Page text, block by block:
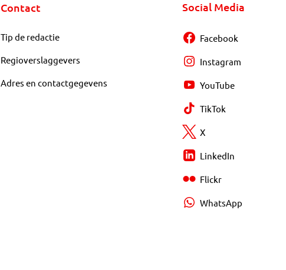
Contact
Tip de redactie
Regioverslaggevers
Adres en contactgegevens
Social Media
Facebook
Instagram
YouTube
TikTok
X
LinkedIn
Flickr
WhatsApp